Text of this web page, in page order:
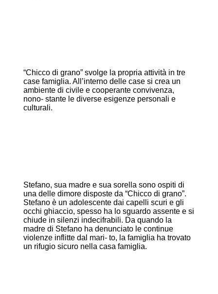
“Chicco di grano” svolge la propria attività in tre
case famiglia. All’interno delle case si crea un
ambiente di civile e cooperante convivenza,
nono- stante le diverse esigenze personali e
culturali.
Stefano, sua madre e sua sorella sono ospiti di
una delle dimore disposte da “Chicco di grano”.
Stefano è un adolescente dai capelli scuri e gli
occhi ghiaccio, spesso ha lo sguardo assente e si
chiude in silenzi indecifrabili. Da quando la
madre di Stefano ha denunciato le continue
violenze inflitte dal mari- to, la famiglia ha trovato
un rifugio sicuro nella casa famiglia.